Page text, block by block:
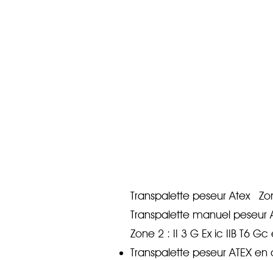
Transpalette peseur Atex
Transpalette manuel peseur
Zone 2 : II 3 G Ex ic IIB T6
Transpalette peseur ATEX